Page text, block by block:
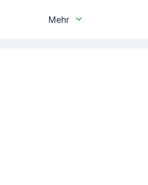
Mehr